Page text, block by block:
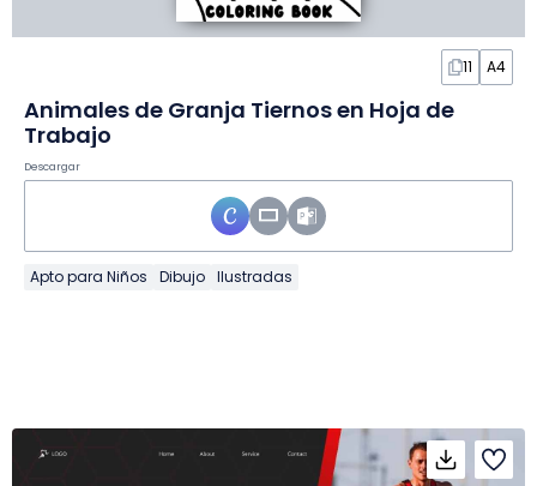
11 A4
Animales de Granja Tiernos en Hoja de
Trabajo
Descargar
Apto para Niños Dibujo Ilustradas